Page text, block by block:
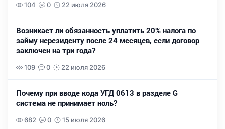
104 0 22 июля 2026
Возникает ли обязанность уплатить 20% налога по
займу нерезиденту после 24 месяцев, если договор
заключен на три года?
109 0 22 июля 2026
Почему при вводе кода УГД 0613 в разделе G
система не принимает ноль?
682 0 15 июля 2026